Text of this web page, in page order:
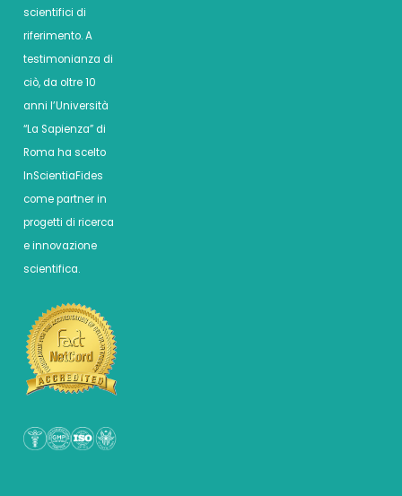
scientifici di
riferimento. A
testimonianza di
ciò, da oltre 10
anni l’Università
“La Sapienza” di
Roma ha scelto
InScientiaFides
come partner in
progetti di ricerca
e innovazione
scientifica.